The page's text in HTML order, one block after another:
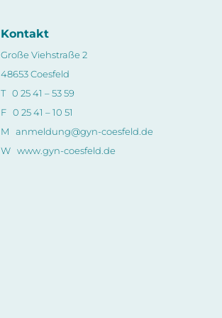
Kontakt
Große Viehstraße 2
48653 Coesfeld
T 0 25 41 – 53 59
F 0 25 41 – 10 51
M anmeldung@gyn-coesfeld.de
W www.gyn-coesfeld.de